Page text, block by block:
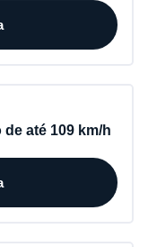
até 109 km/h